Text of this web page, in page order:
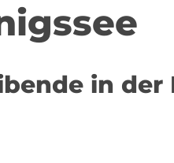
in der